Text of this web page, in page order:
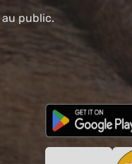
au public.